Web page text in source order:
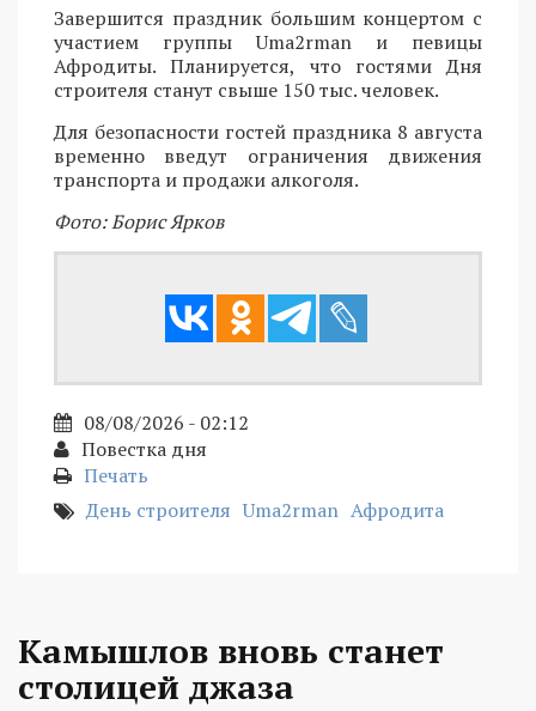
Завершится праздник большим концертом с
участием группы Uma2rman и певицы
Афродиты. Планируется, что гостями Дня
строителя станут свыше 150 тыс. человек.
Для безопасности гостей праздника 8 августа
временно введут ограничения движения
транспорта и продажи алкоголя.
Фото: Борис Ярков
08/08/2026 - 02:12
Повестка дня
Печать
День строителя Uma2rman Афродита
Камышлов вновь станет
столицей джаза